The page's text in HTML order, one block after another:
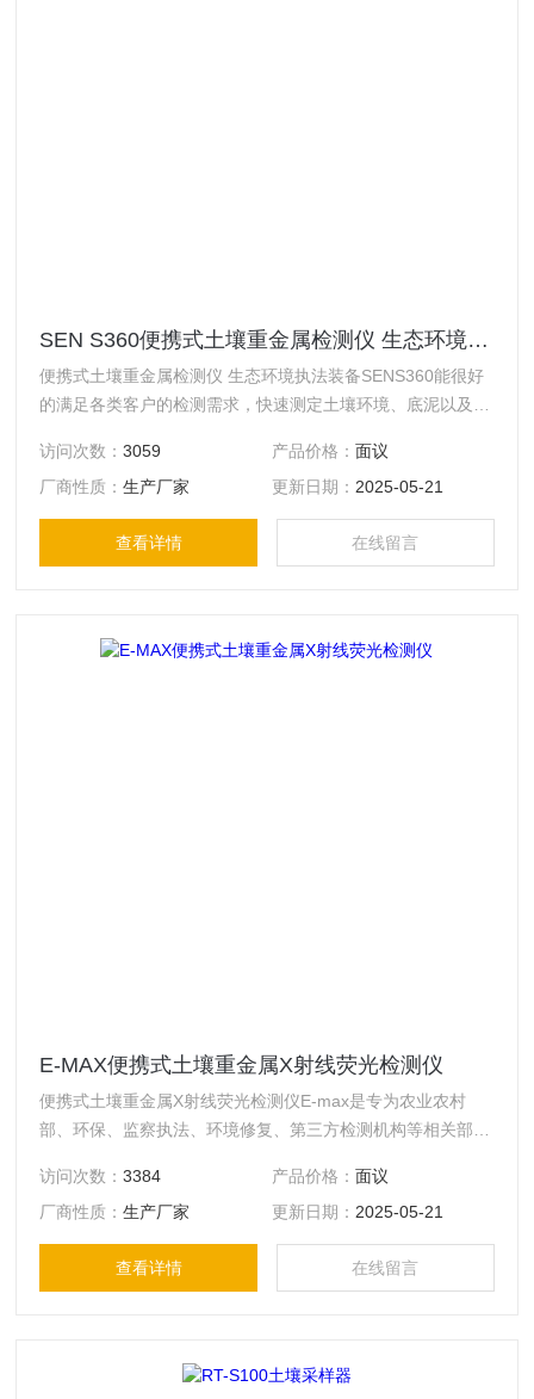
SEN S360便携式土壤重金属检测仪 生态环境执法装备
便携式土壤重金属检测仪 生态环境执法装备SENS360能很好
的满足各类客户的检测需求，快速测定土壤环境、底泥以及沉
Ni、Hg、As等多种元素。在场地调查、土壤修复、环保执法
等应用领域，无论在野外现场还是室内应用场景，都能快速提
供准备可靠的检测数据。
访问次数：3059 产品价格： 面议
厂商性质：生产厂家 更新日期： 2025-05-21
查看详情 在线留言
E-MAX便携式土壤重金属X射线荧光检测仪
便携式土壤重金属X射线荧光检测仪E-max是专为农业农村
部、环保、监察执法、环境修复、第三方检测机构等相关部门
土壤中的多种重金属有出色的分析性能，尤其是对镉元素有极
为出色的灵敏度。
访问次数：3384 产品价格： 面议
厂商性质：生产厂家 更新日期： 2025-05-21
查看详情 在线留言